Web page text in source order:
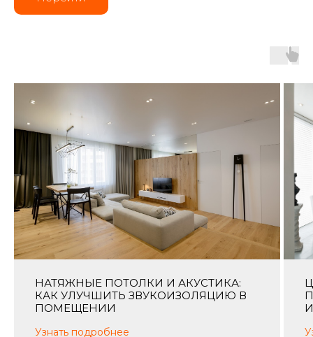
НАТЯЖНЫЕ ПОТОЛКИ И АКУСТИКА:
КАК УЛУЧШИТЬ ЗВУКОИЗОЛЯЦИЮ В
ПОМЕЩЕНИИ
Узнать подробнее